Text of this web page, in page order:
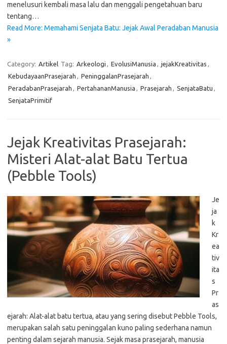
menelusuri kembali masa lalu dan menggali pengetahuan baru
tentang…
Read More: Memahami Senjata Batu: Jejak Awal Peradaban Manusia
»
Category: Artikel Tag: Arkeologi , EvolusiManusia , jejakKreativitas ,
KebudayaanPrasejarah , PeninggalanPrasejarah ,
PeradabanPrasejarah , PertahananManusia , Prasejarah , SenjataBatu ,
SenjataPrimitif
Jejak Kreativitas Prasejarah:
Misteri Alat-alat Batu Tertua
(Pebble Tools)
Je
ja
k
Kr
ea
tiv
ita
s
Pr
as
ejarah: Alat-alat batu tertua, atau yang sering disebut Pebble Tools,
merupakan salah satu peninggalan kuno paling sederhana namun
penting dalam sejarah manusia. Sejak masa prasejarah, manusia